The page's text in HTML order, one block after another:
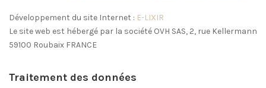
Développement du site Internet : E-LIXIR
Le site web est hébergé par la société OVH SAS, 2, rue Kellermann
59100 Roubaix FRANCE
Traitement des données